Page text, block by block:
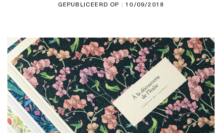
GEPUBLICEERD OP : 10/09/2018